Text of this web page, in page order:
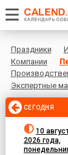
Праздники
Компании
Экспертные
СЕГОДНЯ
10
2026 года,